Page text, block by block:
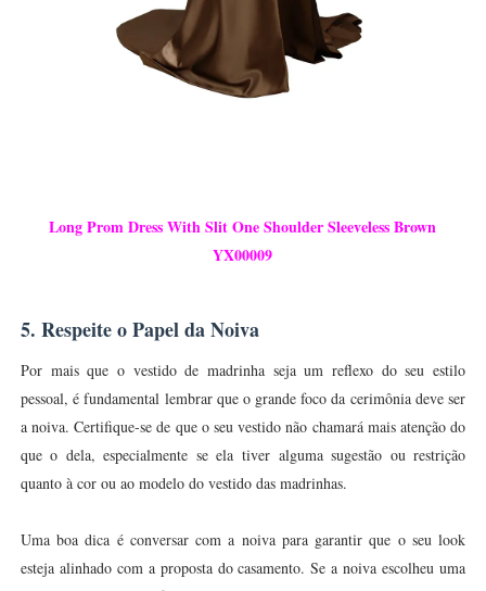
Long Prom Dress With Slit One Shoulder Sleeveless Brown
YX00009
5. Respeite o Papel da Noiva
Por mais que o vestido de madrinha seja um reflexo do seu estilo
pessoal, é fundamental lembrar que o grande foco da cerimônia deve ser
a noiva. Certifique-se de que o seu vestido não chamará mais atenção do
que o dela, especialmente se ela tiver alguma sugestão ou restrição
quanto à cor ou ao modelo do vestido das madrinhas.
Uma boa dica é conversar com a noiva para garantir que o seu look
esteja alinhado com a proposta do casamento. Se a noiva escolheu uma